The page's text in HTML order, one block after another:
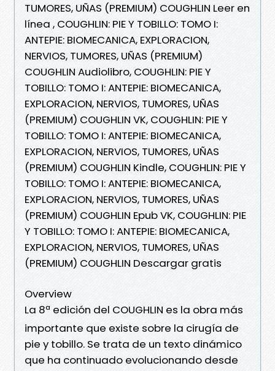
TUMORES, UÑAS (PREMIUM) COUGHLIN Leer en
línea , COUGHLIN: PIE Y TOBILLO: TOMO I:
ANTEPIE: BIOMECANICA, EXPLORACION,
NERVIOS, TUMORES, UÑAS (PREMIUM)
COUGHLIN Audiolibro, COUGHLIN: PIE Y
TOBILLO: TOMO I: ANTEPIE: BIOMECANICA,
EXPLORACION, NERVIOS, TUMORES, UÑAS
(PREMIUM) COUGHLIN VK, COUGHLIN: PIE Y
TOBILLO: TOMO I: ANTEPIE: BIOMECANICA,
EXPLORACION, NERVIOS, TUMORES, UÑAS
(PREMIUM) COUGHLIN Kindle, COUGHLIN: PIE Y
TOBILLO: TOMO I: ANTEPIE: BIOMECANICA,
EXPLORACION, NERVIOS, TUMORES, UÑAS
(PREMIUM) COUGHLIN Epub VK, COUGHLIN: PIE
Y TOBILLO: TOMO I: ANTEPIE: BIOMECANICA,
EXPLORACION, NERVIOS, TUMORES, UÑAS
(PREMIUM) COUGHLIN Descargar gratis
Overview
La 8ª edición del COUGHLIN es la obra más
importante que existe sobre la cirugía de
pie y tobillo. Se trata de un texto dinámico
que ha continuado evolucionando desde